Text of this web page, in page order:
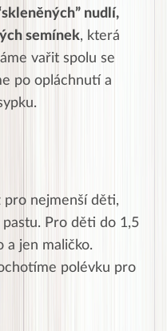
nudlí,
semínek, která
vařit spolu se
po opláchnutí a
pro nejmenší děti,
Pro děti do 1,5
a jen maličko.
polévku pro